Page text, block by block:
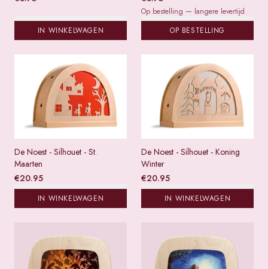
IN WINKELWAGEN
Op bestelling — langere levertijd
OP BESTELLING
De Noest - Silhouet - St.
Maarten
€20.95
IN WINKELWAGEN
De Noest - Silhouet - Koning
Winter
€20.95
IN WINKELWAGEN